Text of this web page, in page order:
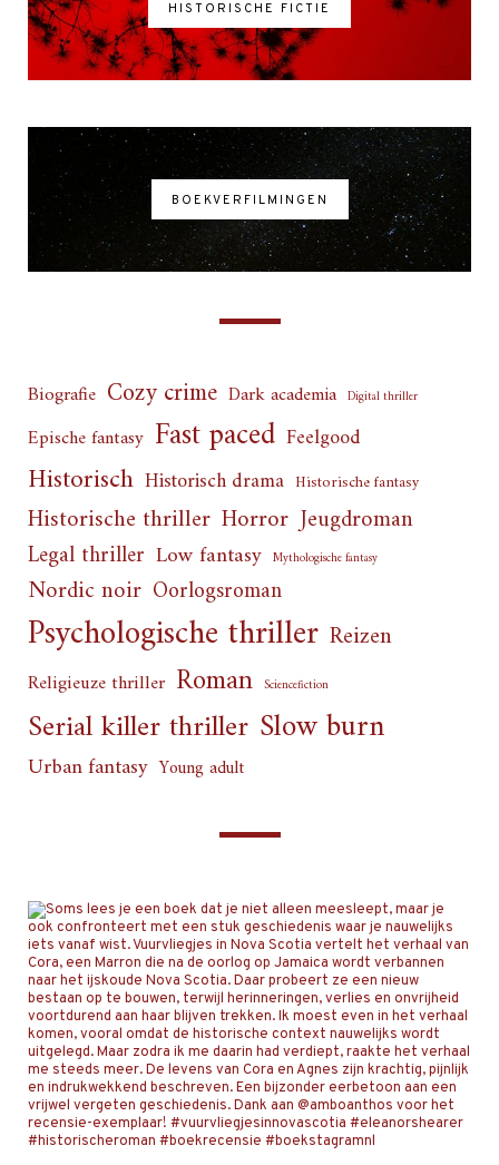
HISTORISCHE FICTIE
BOEKVERFILMINGEN
Biografie Cozy crime Dark academia Digital thriller
Epische fantasy Fast paced Feelgood
Historisch Historisch drama Historische fantasy
Historische thriller Horror Jeugdroman
Legal thriller Low fantasy Mythologische fantasy
Nordic noir Oorlogsroman
Psychologische thriller Reizen
Religieuze thriller Roman Sciencefiction
Serial killer thriller Slow burn
Urban fantasy Young adult